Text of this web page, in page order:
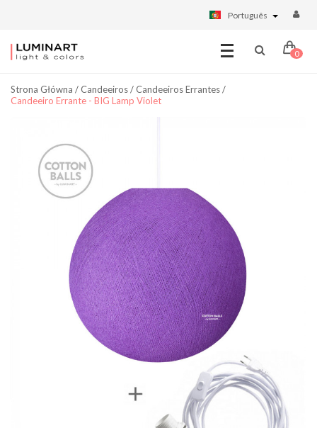
Português
0
Strona Główna /Candeeiros/Candeeiros Errantes/
Candeeiro Errante - BIG Lamp Violet